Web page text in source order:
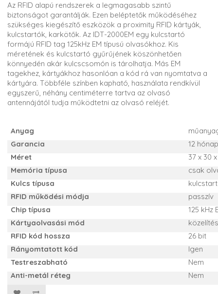
Az RFID alapú rendszerek a legmagasabb szintű
biztonságot garantálják. Ezen beléptetők működéséhez
szükséges kiegészítő eszközök a proximity RFID kártyák,
kulcstartók, karkötők. Az IDT-2000EM egy kulcstartó
formájú RFID tag 125kHz EM típusú olvasókhoz. Kis
méretének és kulcstartó gyűrűjének köszönhetően
könnyedén akár kulcscsomón is tárolhatja. Más EM
tagekhez, kártyákhoz hasonlóan a kód rá van nyomtatva a
kártyára. Többféle színben kapható, használata rendkívül
egyszerű, néhány centiméterre tartva az olvasó
antennájától tudja működtetni az olvasó reléjét.
Anyag
Garancia
12
Méret
37 x 30
Memória típusa
csak
Kulcs típusa
RFID működési módja
passzív
Chip típusa
125 kHz
Kártyaolvasási mód
RFID kód hossza
26 bit
Rányomtatott kód
Igen
Testreszabható
Nem
Anti-metál réteg
Nem